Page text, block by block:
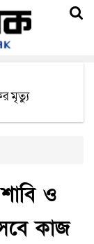
৯
ও
কাজ